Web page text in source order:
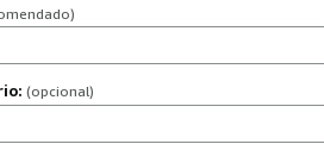
(opcional)